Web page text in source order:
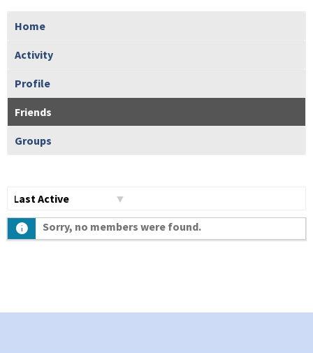
Home
Activity
Profile
Friends
Groups
Sorry, no members were found.